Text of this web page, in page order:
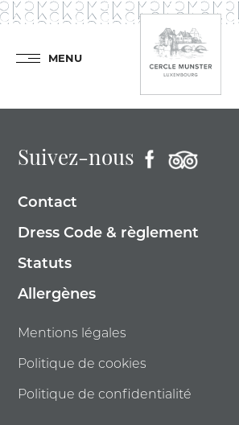
MENU
Suivez-nous
Contact
Dress Code & règlement
Statuts
Allergènes
Mentions légales
Politique de cookies
Politique de confidentialité